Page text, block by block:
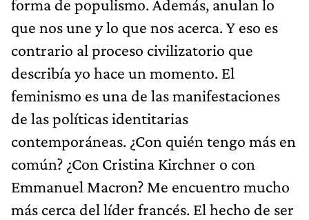
forma de populismo. Además, anulan lo
que nos une y lo que nos acerca. Y eso es
contrario al proceso civilizatorio que
describía yo hace un momento. El
feminismo es una de las manifestaciones
de las políticas identitarias
contemporáneas. ¿Con quién tengo más en
común? ¿Con Cristina Kirchner o con
Emmanuel Macron? Me encuentro mucho
más cerca del líder francés. El hecho de ser